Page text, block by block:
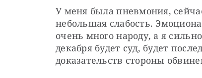
У меня была пневмония,
небольшая слабость.
очень много народу, а я
декабря будет суд, будет
доказательств стороны